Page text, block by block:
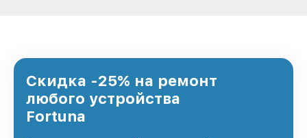
Скидка -25% на ремонт
любого устройства
Fortuna